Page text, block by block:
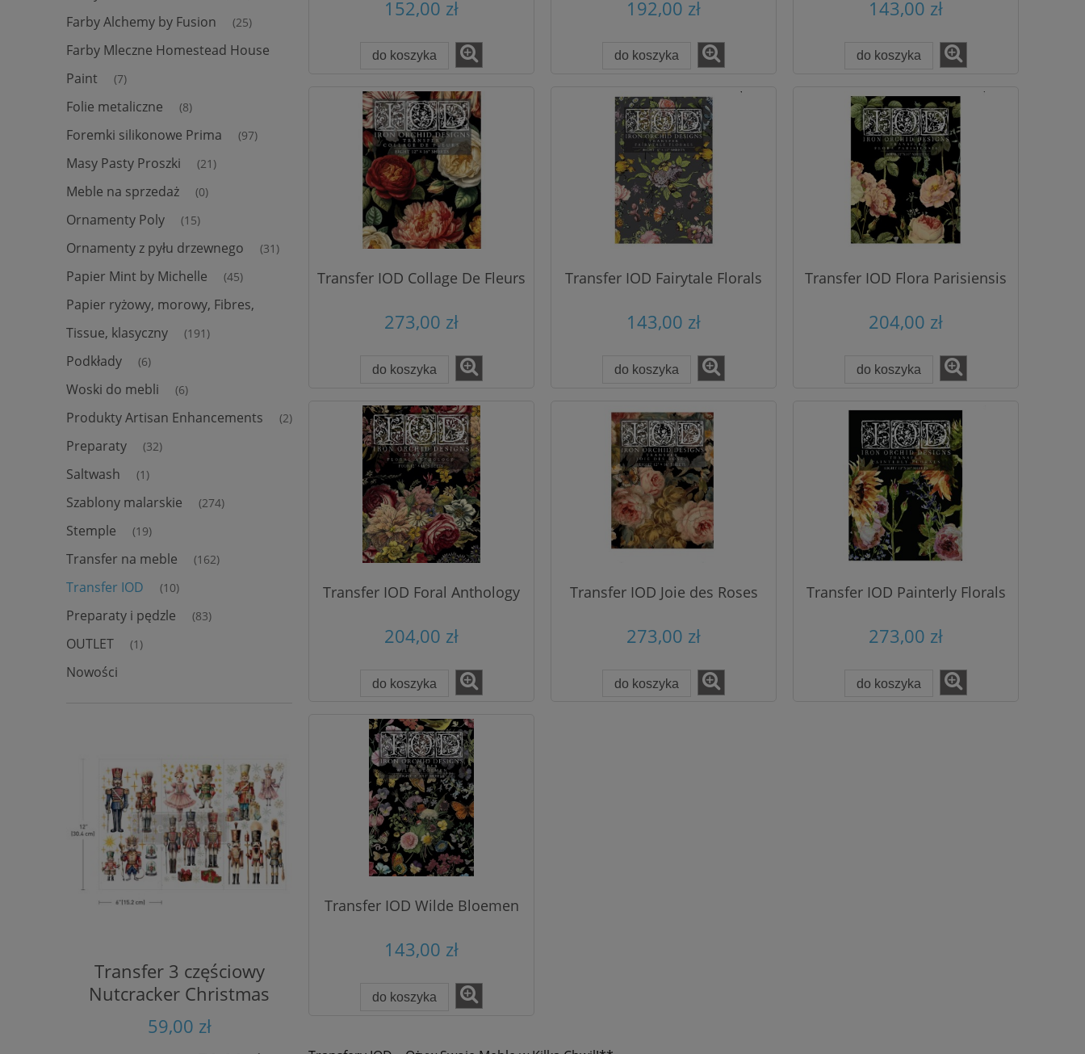
Farby Alchemy by Fusion (25)
Farby Mleczne Homestead House
Paint
(7)
Folie metaliczne (8)
Foremki silikonowe Prima (97)
Masy Pasty Proszki (21)
Meble na sprzedaż (0)
Ornamenty Poly (15)
Ornamenty z pyłu drzewnego (31)
Papier Mint by Michelle (45)
Papier ryżowy, morowy, Fibres,
Tissue, klasyczny
(191)
Podkłady (6)
Woski do mebli (6)
Produkty Artisan Enhancements (2)
Preparaty (32)
Saltwash (1)
Szablony malarskie (274)
Stemple (19)
Transfer na meble (162)
Transfer IOD (10)
Preparaty i pędzle (83)
OUTLET (1)
Nowości
Transfer 3 częściowy
Nutcracker Christmas
59,00 zł
Scarab
152,00 zł
do koszyka
192,00 zł
do koszyka
143,00 zł
do koszyka
Transfer IOD Collage De Fleurs
273,00 zł
do koszyka
Transfer IOD Fairytale Florals
143,00 zł
do koszyka
Transfer IOD Flora Parisiensis
204,00 zł
do koszyka
Transfer IOD Foral Anthology
204,00 zł
do koszyka
Transfer IOD Joie des Roses
273,00 zł
do koszyka
Transfer IOD Painterly Florals
273,00 zł
do koszyka
Transfer IOD Wilde Bloemen
143,00 zł
do koszyka